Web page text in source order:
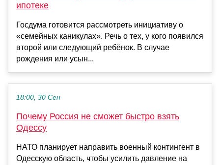
ипотеке
Госдума готовится рассмотреть инициативу о
«семейных каникулах». Речь о тех, у кого появился
второй или следующий ребёнок. В случае
рождения или усын...
18:00, 30 Сен
Почему Россия не сможет быстро взять
Одессу
НАТО планирует направить военный контингент в
Одесскую область, чтобы усилить давление на